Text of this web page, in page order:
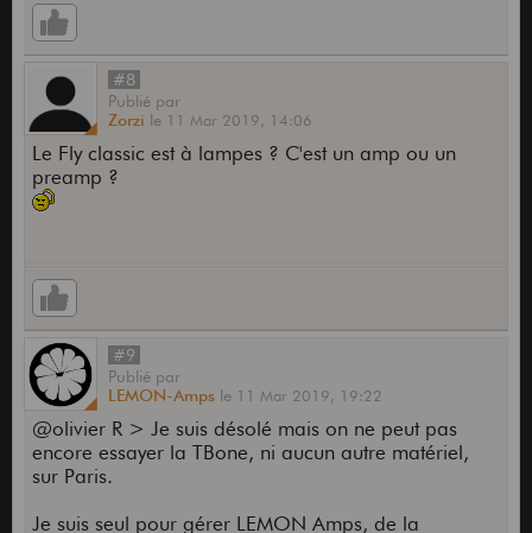
#8
Publié par
Zorzi le 11 Mar 2019, 14:06
Le Fly classic est à lampes ? C'est un amp ou un
preamp ?
#9
Publié par
LEMON-Amps le 11 Mar 2019, 19:22
@olivier R > Je suis désolé mais on ne peut pas
encore essayer la TBone, ni aucun autre matériel,
sur Paris.
Je suis seul pour gérer LEMON Amps, de la